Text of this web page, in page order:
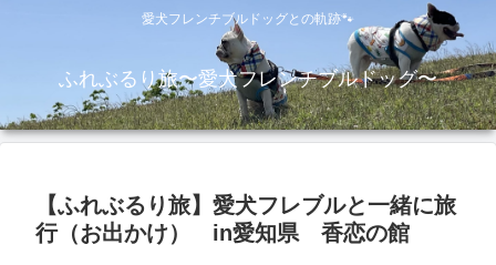
愛犬フレンチブルドッグとの軌跡🐾
ふれぶるり旅〜愛犬フレンチブルドッグ〜
【ふれぶるり旅】愛犬フレブルと一緒に旅
行（お出かけ） in愛知県 香恋の館